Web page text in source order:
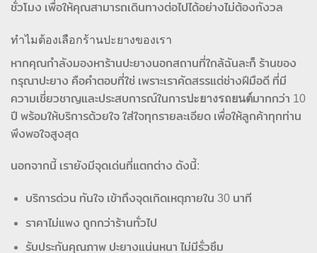
ชั่วโมง เพื่อให้คุณสามารถเดินทางต่อไปได้อย่างไม่ต้องกังวล
ทำไมต้องเลือกร้านปะยางของเรา
หากคุณกำลังมองหาร้านปะยางนอกสถานที่ใกล้ฉันละก็ ร้านของ
กรุณาปะยาง คือคำตอบที่ใช่ เพราะเราคัดสรรแต่ช่างฝีมือดี ที่มี
ความเชี่ยวชาญและประสบการณ์ในการปะยางรถยนต์มากกว่า 10
ปี พร้อมให้บริการด้วยใจ ใส่ใจทุกรายละเอียด เพื่อให้ลูกค้าทุกท่าน
พึงพอใจสูงสุด
นอกจากนี้ เรายังมีจุดเด่นที่แตกต่าง ดังนี้:
บริการด่วน ทันใจ เข้าถึงจุดเกิดเหตุภายใน 30 นาที
ราคาไม่แพง ถูกกว่าร้านทั่วไป
รับประกันคุณภาพ ปะยางแน่นหนา ไม่มีรั่วซึม